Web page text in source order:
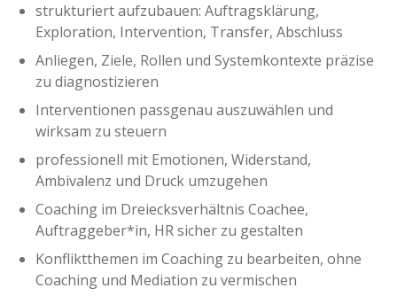
strukturiert aufzubauen: Auftragsklärung,
Exploration, Intervention, Transfer, Abschluss
Anliegen, Ziele, Rollen und Systemkontexte präzise
zu diagnostizieren
Interventionen passgenau auszuwählen und
wirksam zu steuern
professionell mit Emotionen, Widerstand,
Ambivalenz und Druck umzugehen
Coaching im Dreiecksverhältnis Coachee,
Auftraggeber*in, HR sicher zu gestalten
Konfliktthemen im Coaching zu bearbeiten, ohne
Coaching und Mediation zu vermischen